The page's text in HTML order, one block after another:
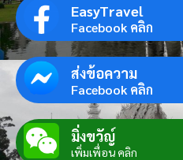
EasyTravel
Facebook คลิก
ส่งข้อความ
Facebook คลิก
มิ่งขวัญ์
เพิ่มเพื่อน คลิก